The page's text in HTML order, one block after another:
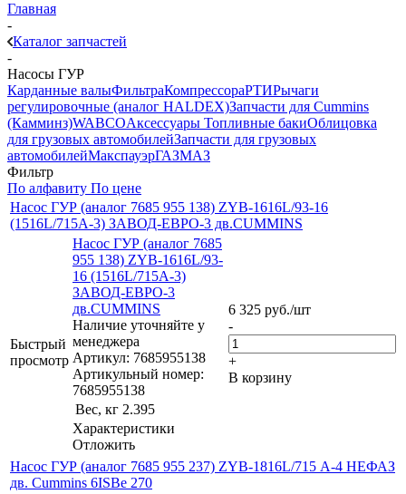
Главная
-
Каталог запчастей
-
Насосы ГУР
Карданные валыФильтраКомпрессораРТИРычаги
регулировочные (аналог HALDEX)Запчасти для Cummins
(Камминз)WABCOАксессуары Топливные бакиОблицовка
для грузовых автомобилейЗапчасти для грузовых
автомобилейМакспауэрГАЗМАЗ
Фильтр
По алфавиту По цене
Насос ГУР (аналог 7685 955 138) ZYB-1616L/93-16
(1516L/715А-3) ЗАВОД-ЕВРО-3 дв.CUMMINS
Быстрый
просмотр
Насос ГУР (аналог 7685
955 138) ZYB-1616L/93-
16 (1516L/715А-3)
ЗАВОД-ЕВРО-3
дв.CUMMINS
Наличие уточняйте у
менеджера
Артикул: 7685955138
Артикульный номер:
7685955138
Вес, кг 2.395
Характеристики
Отложить
6 325 руб./шт
-
+
В корзину
Насос ГУР (аналог 7685 955 237) ZYB-1816L/715 А-4 НЕФАЗ
дв. Cummins 6ISBe 270